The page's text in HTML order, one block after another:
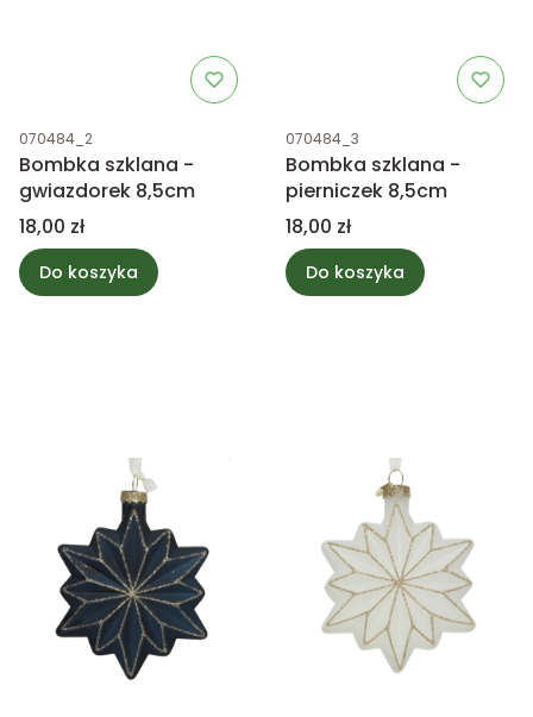
Kod produktu
070484_2
Bombka szklana -
gwiazdorek 8,5cm
Cena
18,00 zł
Do koszyka
Kod produktu
070484_3
Bombka szklana -
pierniczek 8,5cm
Cena
18,00 zł
Do koszyka